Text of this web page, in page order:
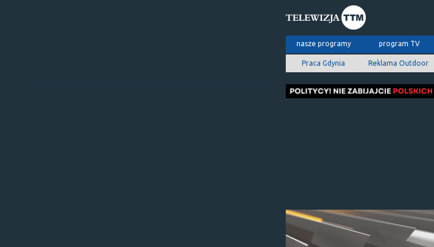
nasze programy program TV
Praca Gdynia Reklama Outdoor